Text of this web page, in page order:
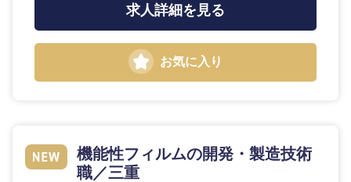
求人詳細を見る
お気に入り
機能性フィルムの開発・製造技術
職／三重